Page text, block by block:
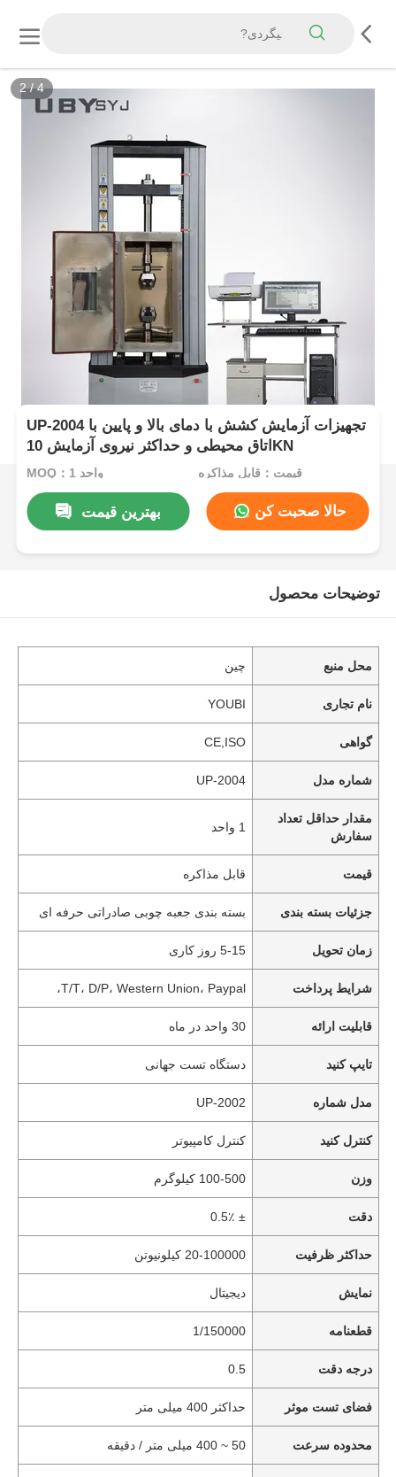
3/4
UP-2004 تجهیزات آزمایش کشش با دمای بالا و پایین با
اتاق محیطی و حداکثر نیروی آزمایش 10KN
MOQ：1 واحد قیمت：قابل مذاکره
بهترین قیمت حالا صحبت کن
توضیحات محصول
محل منبع چین
نام تجاری YOUBI
گواهی CE,ISO
شماره مدل UP-2004
مقدار حداقل تعداد
سفارش
1 واحد
قیمت قابل مذاکره
جزئیات بسته بندی بسته بندی جعبه چوبی صادراتی حرفه ای
زمان تحویل 5-15 روز کاری
شرایط پرداخت T/T، D/P، Western Union، Paypal،
قابلیت ارائه 30 واحد در ماه
تایپ کنید دستگاه تست جهانی
مدل شماره UP-2002
کنترل کنید کنترل کامپیوتر
وزن 100-500 کیلوگرم
دقت ± 0.5٪
حداکثر ظرفیت 20-100000 کیلونیوتن
نمایش دیجیتال
قطعنامه 1/150000
درجه دقت 0.5
فضای تست موثر حداکثر 400 میلی متر
محدوده سرعت 50 ~ 400 میلی متر / دقیقه